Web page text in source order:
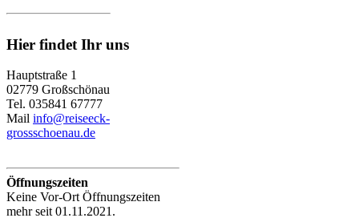
Hier findet Ihr uns
Hauptstraße 1
02779 Großschönau
Tel. 035841 67777
Mail info@reiseeck-
grossschoenau.de
Öffnungszeiten
Keine Vor-Ort Öffnungszeiten
mehr seit 01.11.2021.